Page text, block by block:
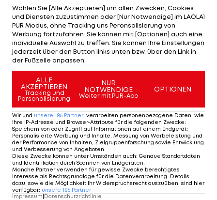
der 28-Jährige, dass er nach seinem Wechsel von
McLaren zu Mercedes noch kein Vertrauen in das
neue Auto gefunden habe. "Das Setup und die
Bremsen sind sehr unterschiedlich zu dem, was ich
bisher gewohnt war. Es ist insgesamt ein Gefühl,
das schwer zu beschreiben ist."
Mehr zum Thema
Wählen Sie [Alle Akzeptieren] um allen Zwecken, Cookies
und Diensten zuzustimmen oder [Nur Notwendige] im LAOLA1
PUR Modus, ohne Tracking uns Peronsalisierung von
Werbung fortzufahren. Sie können mit [Optionen] auch eine
individuelle Auswahl zu treffen. Sie können Ihre Einstellungen
jederzeit über den Button links unten bzw. über den Link in
der Fußzeile anpassen.
ALLE
AKZEPTIEREN
Tracking und
Personalisierung
NUR
NOTWENDIGE
Weiter mit PUR-Abo
OPTIONEN
Wir und unsere 186 Partner verarbeiten personenbezogene Daten, wie
Ihre IP-Adresse und Browser-Attribute für die folgenden Zwecke:
Speichern von oder Zugriff auf Informationen auf einem Endgerät;
Personalisierte Werbung und Inhalte, Messung von Werbeleistung und
der Performance von Inhalten, Zielgruppenforschung sowie Entwicklung
und Verbesserung von Angeboten.
Diese Zwecke können unter Umständen auch: Genaue Standortdaten
und Identifikation durch Scannen von Endgeräten.
Manche Partner verwenden für gewisse Zwecke berechtigtes
Interesse als Rechtsgrundlage für die Datenverarbeitung. Details
dazu, sowie die Möglichkeit Ihr Widerspruchsrecht auszuüben, sind hier
verfügbar: unsere 186 Partner
Impressum Datenschutzrichtlinie